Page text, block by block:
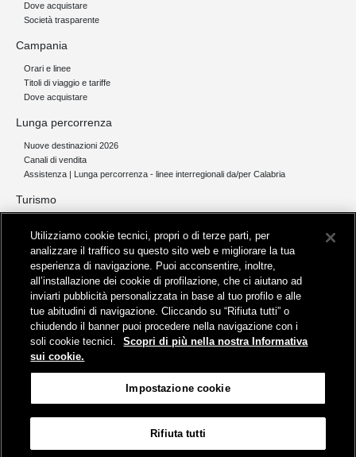
Dove acquistare
Società trasparente
Campania
Orari e linee
Titoli di viaggio e tariffe
Dove acquistare
Lunga percorrenza
Nuove destinazioni 2026
Canali di vendita
Assistenza | Lunga percorrenza - linee interregionali da/per Calabria
Turismo
Servizi per aeroporti
Servizi di noleggio con conducente
Servizio di navigazione sul Lago Trasimeno
News e comunicati stampa
Comunicati stampa
Busitalia – Sita Nord
, Gruppo FS Italiane, è attiva nei servizi di
trasporto locale in Italia ed all'estero, che gestisce direttamente o
attraverso società controllate.
Viale Fratelli Rosselli, 80 - 50123 Firenze
Utilizziamo cookie tecnici, propri o di terze parti, per
analizzare il traffico su questo sito web e migliorare la tua
esperienza di navigazione. Puoi acconsentire, inoltre,
all’installazione dei cookie di profilazione, che ci aiutano ad
inviarti pubblicità personalizzata in base al tuo profilo e alle
tue abitudini di navigazione. Cliccando su “Rifiuta tutti” o
chiudendo il banner puoi procedere nella navigazione con i
soli cookie tecnici.
Scopri di più nella nostra Informativa
sui cookie.
Impostazione cookie
Rifiuta tutti